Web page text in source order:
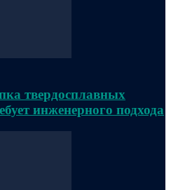
твердосплавных
инженерного подхода